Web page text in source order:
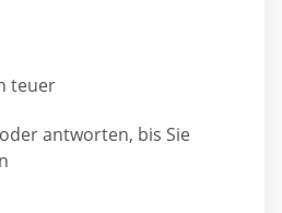
teuer
antworten, bis Sie